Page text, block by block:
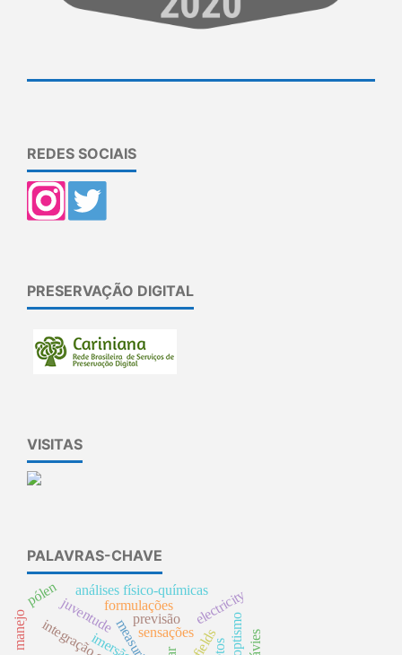
REDES SOCIAIS
PRESERVAÇÃO DIGITAL
VISITAS
PALAVRAS-CHAVE
sensações
imersão
previsão
juventude electricity
análises físico-químicas
formulações
manejo
pólen